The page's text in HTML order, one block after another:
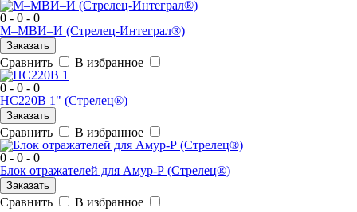
0 - 0 - 0
М–МВИ–И (Стрелец-Интеграл®)
Заказать
Сравнить
В избранное
0 - 0 - 0
HC220B 1" (Стрелец®)
Заказать
Сравнить
В избранное
0 - 0 - 0
Блок отражателей для Амур-Р (Стрелец®)
Заказать
Сравнить В избранное